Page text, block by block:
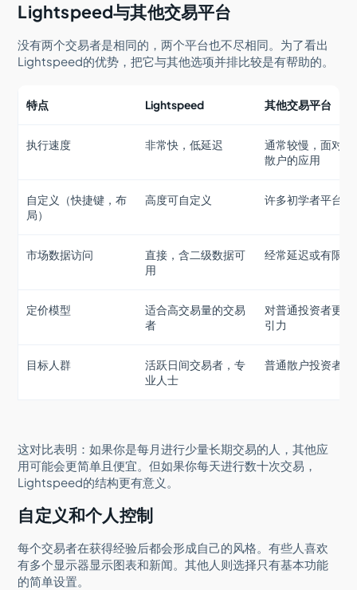
Lightspeed与其他交易平台
没有两个交易者是相同的，两个平台也不尽相同。为了看出
Lightspeed的优势，把它与其他选项并排比较是有帮助的。
特点 Lightspeed 其他交易平台
执行速度 非常快，低延迟
通常较慢，面对面
散户的应用
自定义（快捷键，布
局）
高度可自定义 许多初学者平台有
市场数据访问
直接，含二级数据可
用
经常延迟或有限制
定价模型
适合高交易量的交易
者
对普通投资者更有
引力
目标人群
活跃日间交易者，专
业人士
普通散户投资者
这对比表明：如果你是每月进行少量长期交易的人，其他应
用可能会更简单且便宜。但如果你每天进行数十次交易，
Lightspeed的结构更有意义。
自定义和个人控制
每个交易者在获得经验后都会形成自己的风格。有些人喜欢
有多个显示器显示图表和新闻。其他人则选择只有基本功能
的简单设置。